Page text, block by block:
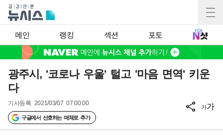
메인 랭킹 섹션 포토
광주시, '코로나 우울' 털고 '마음 면역' 키운
다
기사등록 2021/03/07 07:00:00
구글에서 선호하는 매체로 추가
가가